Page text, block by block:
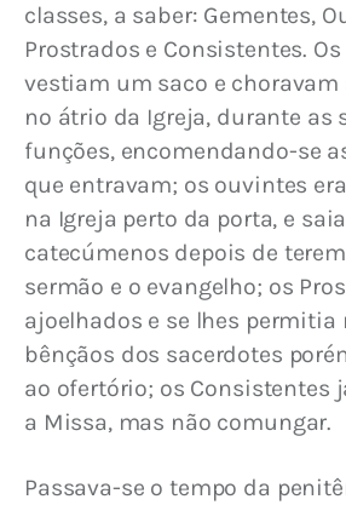
classes, a saber: Gementes,
Prostrados e Consistentes.
vestiam um saco e choravam
no átrio da Igreja, durante as
funções, encomendando-se
que entravam; os ouvintes
na Igreja perto da porta, e
catecúmenos depois de
sermão e o evangelho; os
ajoelhados e se lhes permitia
bênçãos dos sacerdotes
ao ofertório; os Consistentes
a Missa, mas não comungar.
Passava-se o tempo da